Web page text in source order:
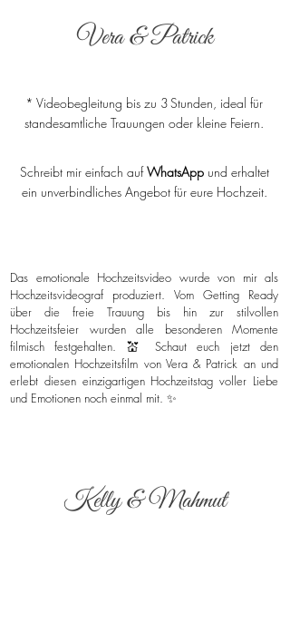
Vera & Patrick
* Videobegleitung bis zu 3 Stunden, ideal für
standesamtliche Trauungen oder kleine Feiern.
Schreibt mir einfach aufWhatsAppund erhaltet
ein unverbindliches Angebot für eure Hochzeit.
Das emotionale Hochzeitsvideo wurde von mir als
Hochzeitsvideograf produziert. Vom Getting Ready
über die freie Trauung bis hin zur stilvollen
Hochzeitsfeier wurden alle besonderen Momente
filmisch festgehalten. 💒 Schaut euch jetzt den
emotionalen Hochzeitsfilm von Vera & Patrick an und
erlebt diesen einzigartigen Hochzeitstag voller Liebe
und Emotionen noch einmal mit. ✨
Kelly & Mahmut